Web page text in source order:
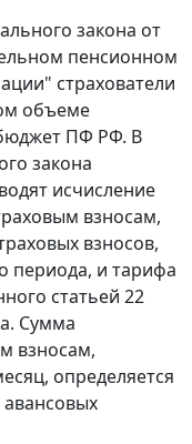
закона от
пенсионном
страхователи
объеме
ПФ РФ. В
закона
исчисление
взносам,
взносов,
периода, и тарифа
статьей 22
Сумма
взносам,
определяется